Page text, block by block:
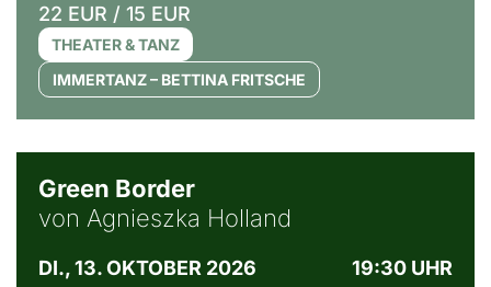
22 EUR / 15 EUR
THEATER & TANZ
IMMERTANZ – BETTINA FRITSCHE
Green Border
von Agnieszka Holland
DI., 13. OKTOBER 2026
19:30 UHR